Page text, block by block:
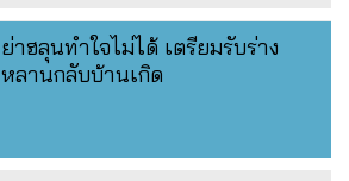
ย่าฮลุนทำใจไม่ได้ เตรียมรับร่าง
หลานกลับบ้านเกิด